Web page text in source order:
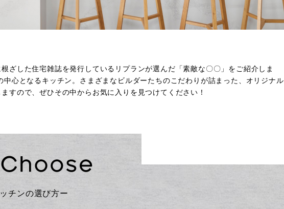
ざした住宅雑誌を発行しているリプランが選んだ「素敵な〇〇」をご紹介しま
心となるキッチン。さまざまなビルダーたちのこだわりが詰まった、オリジナル
すので、ぜひその中からお気に入りを見つけてください！
チンの選び方ー